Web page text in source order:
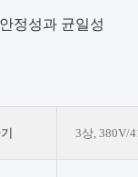
정성과 균일성
3상, 380V/